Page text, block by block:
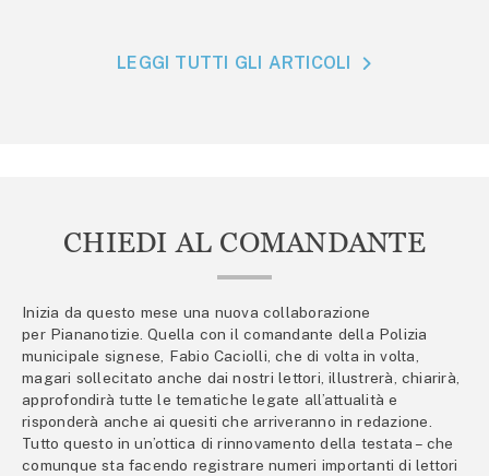
LEGGI TUTTI GLI ARTICOLI
CHIEDI AL COMANDANTE
Inizia da questo mese una nuova collaborazione
per Piananotizie. Quella con il comandante della Polizia
municipale signese, Fabio Caciolli, che di volta in volta,
magari sollecitato anche dai nostri lettori, illustrerà, chiarirà,
approfondirà tutte le tematiche legate all’attualità e
risponderà anche ai quesiti che arriveranno in redazione.
Tutto questo in un’ottica di rinnovamento della testata – che
comunque sta facendo registrare numeri importanti di lettori